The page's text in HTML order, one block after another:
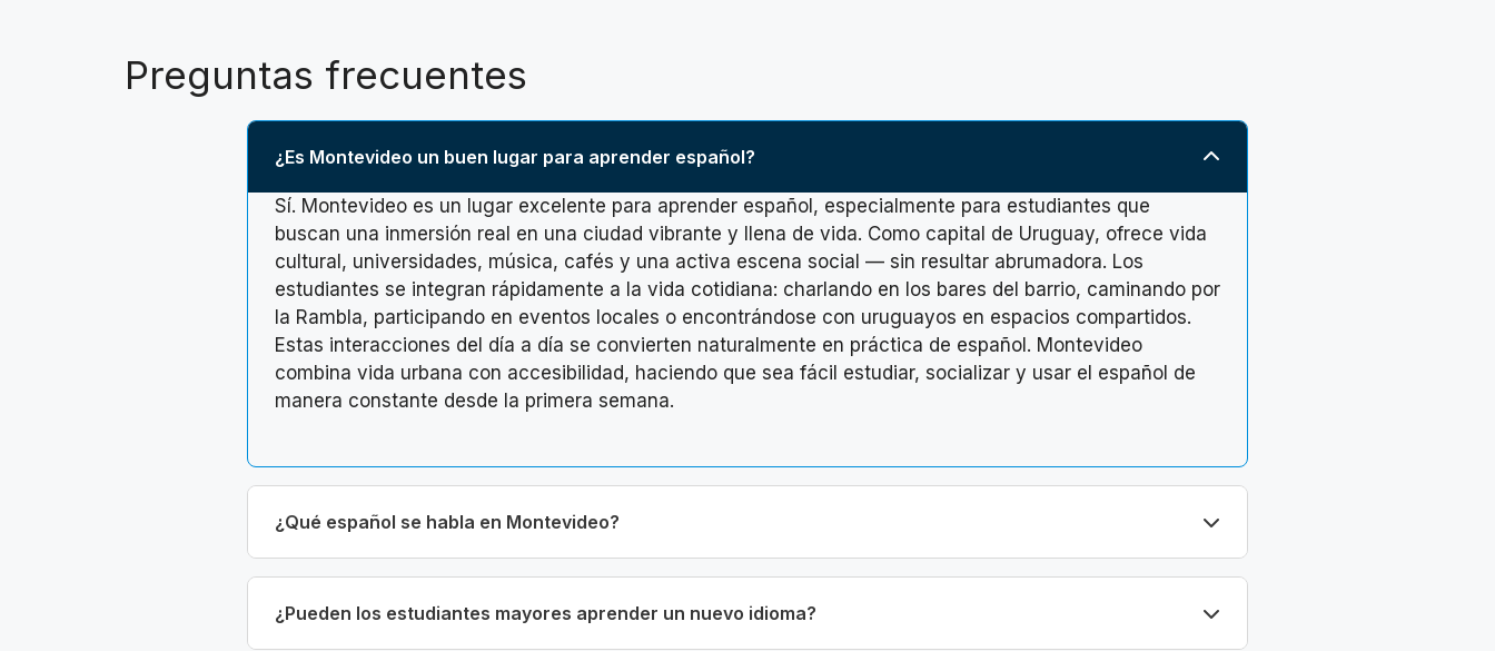
Preguntas frecuentes
¿Es Montevideo un buen lugar para aprender español?
Sí. Montevideo es un lugar excelente para aprender español, especialmente para estudiantes que
buscan una inmersión real en una ciudad vibrante y llena de vida. Como capital de Uruguay, ofrece vida
cultural, universidades, música, cafés y una activa escena social — sin resultar abrumadora. Los
estudiantes se integran rápidamente a la vida cotidiana: charlando en los bares del barrio, caminando por
la Rambla, participando en eventos locales o encontrándose con uruguayos en espacios compartidos.
Estas interacciones del día a día se convierten naturalmente en práctica de español. Montevideo
combina vida urbana con accesibilidad, haciendo que sea fácil estudiar, socializar y usar el español de
manera constante desde la primera semana.
¿Qué español se habla en Montevideo?
¿Pueden los estudiantes mayores aprender un nuevo idioma?